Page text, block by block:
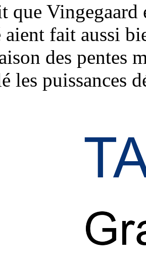
que Vingegaard
aient fait aussi
des pentes
les puissances